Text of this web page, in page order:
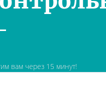
вам через 15 минут!